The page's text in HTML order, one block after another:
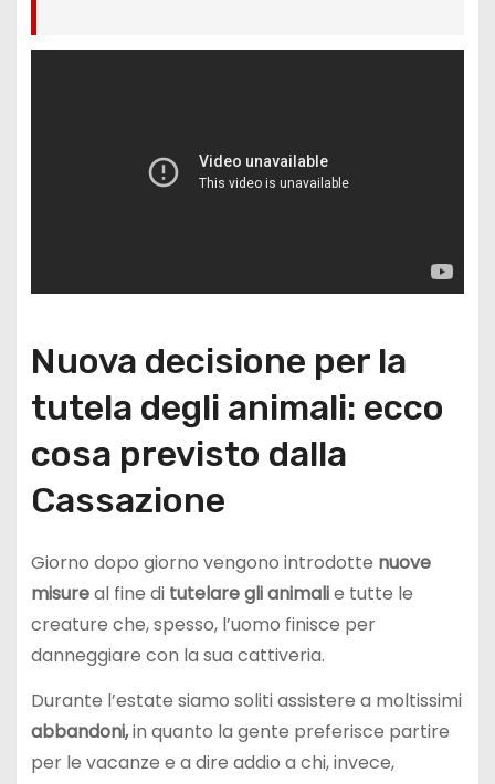
Nuova decisione per la
tutela degli animali: ecco
cosa previsto dalla
Cassazione
Giorno dopo giorno vengono introdotte nuove
misureal fine di tutelare gli animalie tutte le
creature che, spesso, l’uomo finisce per
danneggiare con la sua cattiveria.
Durante l’estate siamo soliti assistere a moltissimi
abbandoni,in quanto la gente preferisce partire
per le vacanze e a dire addio a chi, invece,